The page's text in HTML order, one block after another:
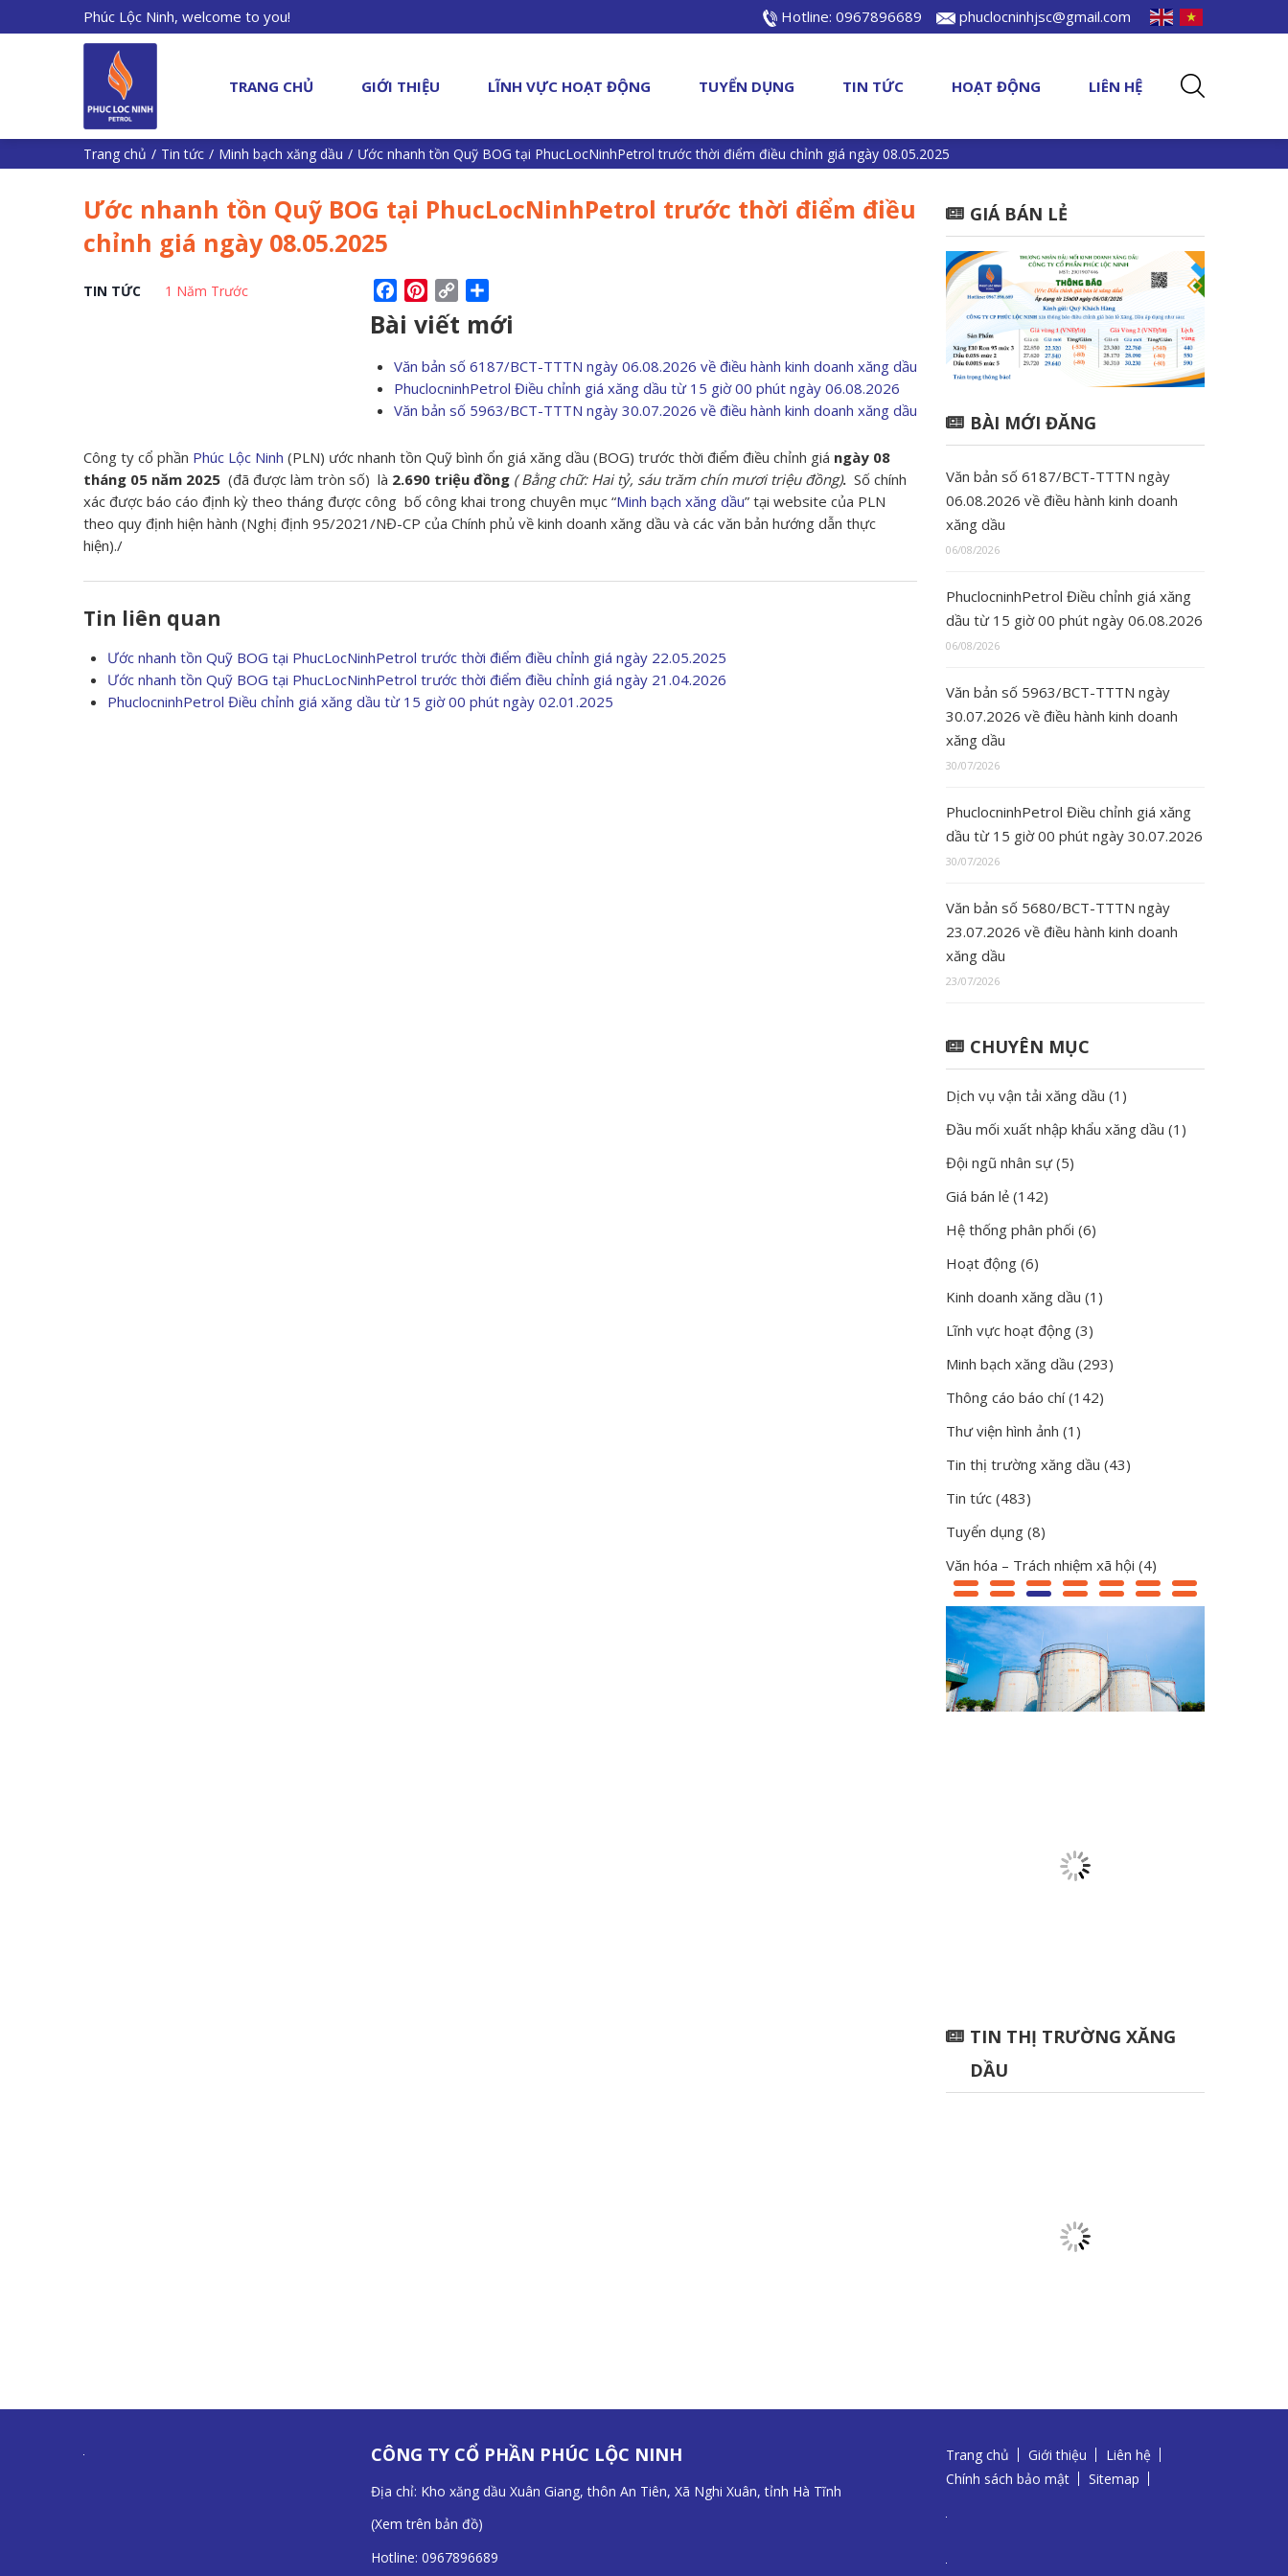
Phúc Lộc Ninh, welcome to you! Hotline: 0967896689 phuclocninhjsc@gmail.com
TRANG CHỦ GIỚI THIỆU LĨNH VỰC HOẠT ĐỘNG TUYỂN DỤNG TIN TỨC HOẠT ĐỘNG LIÊN HỆ
Trang chủ / Tin tức / Minh bạch xăng dầu / Ước nhanh tồn Quỹ BOG tại PhucLocNinhPetrol trước thời điểm điều chỉnh giá ngày 08.05.2025
Ước nhanh tồn Quỹ BOG tại PhucLocNinhPetrol trước thời điểm điều
chỉnh giá ngày 08.05.2025
TIN TỨC 1 Năm Trước FacebookPinterest
Copy
Bài viết mới
Văn bản số 6187/BCT-TTTN ngày 06.08.2026 về điều hành kinh doanh xăng dầu
PhuclocninhPetrol Điều chỉnh giá xăng dầu từ 15 giờ 00 phút ngày 06.08.2026
Văn bản số 5963/BCT-TTTN ngày 30.07.2026 về điều hành kinh doanh xăng dầu
Công ty cổ phần Phúc Lộc Ninh (PLN) ước nhanh tồn Quỹ bình ổn giá xăng dầu (BOG) trước thời điểm điều chỉnh giá ngày 08
tháng 05 năm 2025 (đã được làm tròn số) là 2.690 triệu đồng ( Bằng chữ: Hai tỷ, sáu trăm chín mươi triệu đồng). Số chính
xác được báo cáo định kỳ theo tháng được công bố công khai trong chuyên mục “Minh bạch xăng dầu” tại website của PLN
theo quy định hiện hành (Nghị định 95/2021/NĐ-CP của Chính phủ về kinh doanh xăng dầu và các văn bản hướng dẫn thực
hiện)./
Tin liên quan
Ước nhanh tồn Quỹ BOG tại PhucLocNinhPetrol trước thời điểm điều chỉnh giá ngày 22.05.2025
Ước nhanh tồn Quỹ BOG tại PhucLocNinhPetrol trước thời điểm điều chỉnh giá ngày 21.04.2026
PhuclocninhPetrol Điều chỉnh giá xăng dầu từ 15 giờ 00 phút ngày 02.01.2025
GIÁ BÁN LẺ
BÀI MỚI ĐĂNG
Văn bản số 6187/BCT-TTTN ngày
06.08.2026 về điều hành kinh doanh
xăng dầu
06/08/2026
PhuclocninhPetrol Điều chỉnh giá xăng
dầu từ 15 giờ 00 phút ngày 06.08.2026
06/08/2026
Văn bản số 5963/BCT-TTTN ngày
30.07.2026 về điều hành kinh doanh
xăng dầu
30/07/2026
PhuclocninhPetrol Điều chỉnh giá xăng
dầu từ 15 giờ 00 phút ngày 30.07.2026
30/07/2026
Văn bản số 5680/BCT-TTTN ngày
23.07.2026 về điều hành kinh doanh
xăng dầu
23/07/2026
CHUYÊN MỤC
Dịch vụ vận tải xăng dầu (1)
Đầu mối xuất nhập khẩu xăng dầu (1)
Đội ngũ nhân sự(5)
Giá bán lẻ (142)
Hệ thống phân phối (6)
Hoạt động (6)
Kinh doanh xăng dầu (1)
Lĩnh vực hoạt động (3)
Minh bạch xăng dầu (293)
Thông cáo báo chí(142)
Thư viện hình ảnh (1)
Tin thị trường xăng dầu (43)
Tin tức (483)
Tuyển dụng (8)
Văn hóa – Trách nhiệm xã hội (4)
TIN THỊ TRƯỜNG XĂNG
DẦU
CÔNG TY CỔ PHẦN PHÚC LỘC NINH
Địa chỉ: Kho xăng dầu Xuân Giang, thôn An Tiên, Xã Nghi Xuân, tỉnh Hà Tĩnh
(Xem trên bản đồ)
Hotline: 0967896689
Trang chủ Giới thiệu
Liên hệ
Chính sách bảo mật
Sitemap